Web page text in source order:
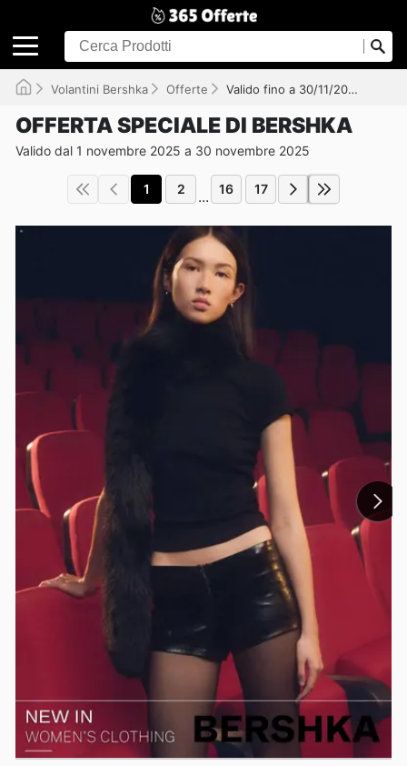
Volantini Bershka Offerte Valido fino a 30/11/2025
OFFERTA SPECIALE DI BERSHKA
Valido dal 1 novembre 2025 a 30 novembre 2025
1 2 ... 16 17